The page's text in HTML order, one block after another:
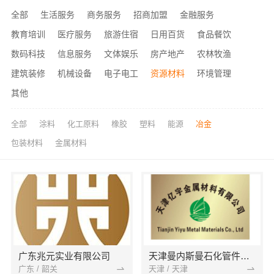
全部 生活服务 商务服务 招商加盟
金融服务
教育培训
医疗服务 旅游住宿 日用百货
食品餐饮
数码科技
信息服务 文体娱乐 房产地产
农林牧渔
建筑装修
机械设备 电子电工 资源材料
环境管理
其他
全部 涂料 化工原料 橡胶 塑料 能源 冶金
包装材料 金属材料
广东兆元实业有限公司
广东 / 韶关
天津曼内斯曼石化管件有限公司
天津 / 天津